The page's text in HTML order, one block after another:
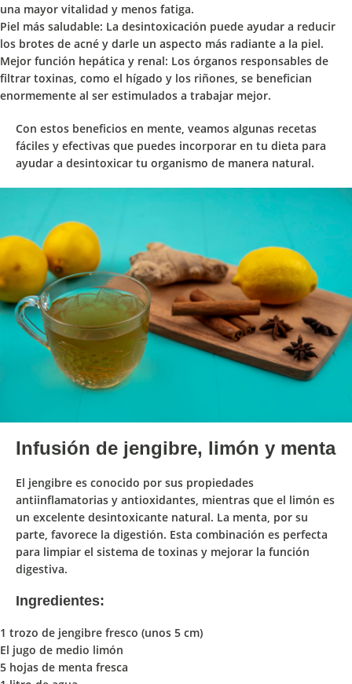
una mayor vitalidad y menos fatiga.
Piel más saludable: La desintoxicación puede ayudar a reducir
los brotes de acné y darle un aspecto más radiante a la piel.
Mejor función hepática y renal: Los órganos responsables de
filtrar toxinas, como el hígado y los riñones, se benefician
enormemente al ser estimulados a trabajar mejor.
Con estos beneficios en mente, veamos algunas recetas
fáciles y efectivas que puedes incorporar en tu dieta para
ayudar a desintoxicar tu organismo de manera natural.
Infusión de jengibre, limón y menta
El jengibre es conocido por sus propiedades
antiinflamatorias y antioxidantes, mientras que el limón es
un excelente desintoxicante natural. La menta, por su
parte, favorece la digestión. Esta combinación es perfecta
para limpiar el sistema de toxinas y mejorar la función
digestiva.
Ingredientes:
1 trozo de jengibre fresco (unos 5 cm)
El jugo de medio limón
5 hojas de menta fresca